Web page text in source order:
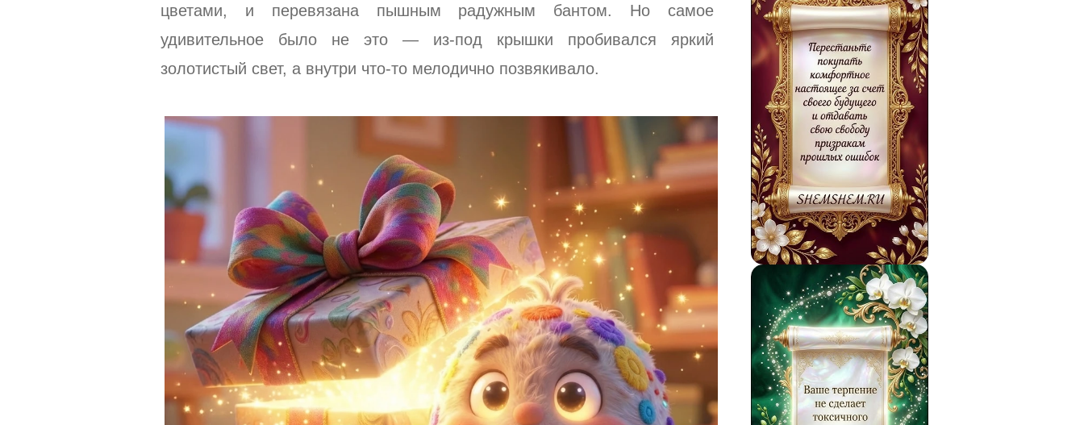
цветами, и перевязана пышным радужным бантом. Но самое
удивительное было не это — из-под крышки пробивался яркий
золотистый свет, а внутри что-то мелодично позвякивало.